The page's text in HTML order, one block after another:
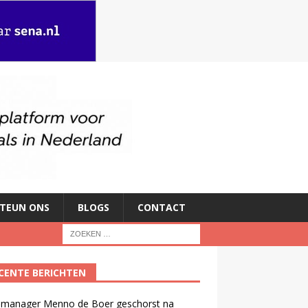
ONS BLOGS CONTACT
BERICHTEN
Menno de Boer geschorst na